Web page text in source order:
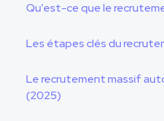
Qu'est-ce que le
Les étapes clés du
Le recrutement massif
(2025)